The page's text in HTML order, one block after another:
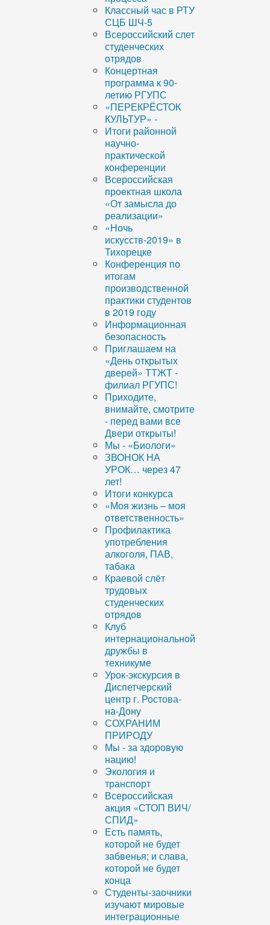
Классный час в РТУ
СЦБ ШЧ-5
Всероссийский слет
студенческих
отрядов
Концертная
программа к 90-
летию РГУПС
«ПЕРЕКРЁСТОК
КУЛЬТУР» -
Итоги районной
научно-
практической
конференции
Всероссийская
проектная школа
«От замысла до
реализации»
«Ночь
искусств-2019» в
Тихорецке
Конференция по
итогам
производственной
практики студентов
в 2019 году
Информационная
безопасность
Приглашаем на
«День открытых
дверей» ТТЖТ -
филиал РГУПС!
Приходите,
внимайте, смотрите
- перед вами все
Двери открыты!
Мы - «Биологи»
ЗВОНОК НА
УРОК… через 47
лет!
Итоги конкурса
«Моя жизнь – моя
ответственность»
Профилактика
употребления
алкоголя, ПАВ,
табака
Краевой слёт
трудовых
студенческих
отрядов
Клуб
интернациональной
дружбы в
техникуме
Урок-экскурсия в
Диспетчерский
центр г. Ростова-
на-Дону
СОХРАНИМ
ПРИРОДУ
Мы - за здоровую
нацию!
Экология и
транспорт
Всероссийская
акция «СТОП ВИЧ/
СПИД»
Есть память,
которой не будет
забвенья; и слава,
которой не будет
конца
Студенты-заочники
изучают мировые
интеграционные